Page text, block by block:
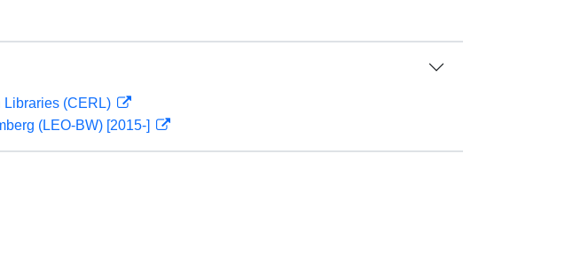
Libraries (CERL)
(LEO-BW) [2015-]